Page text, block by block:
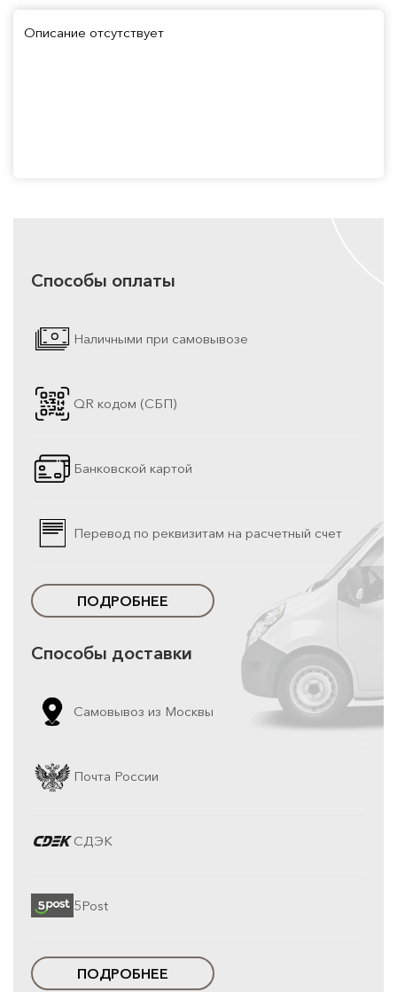
Описание отсутствует
Способы оплаты
Наличными при самовывозе
QR кодом (СБП)
Банковской картой
Перевод по реквизитам на расчетный счет
ПОДРОБНЕЕ
Способы доставки
Самовывоз из Москвы
Почта России
СДЭК
5Post
ПОДРОБНЕЕ